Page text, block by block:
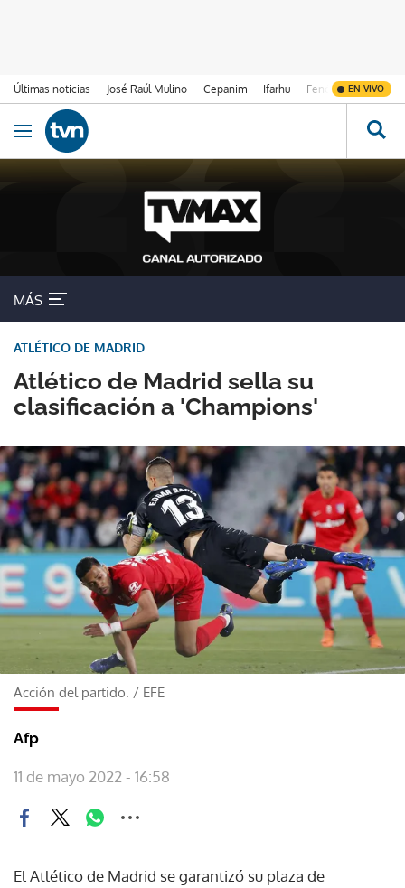
Últimas noticias José Raúl Mulino Cepanim Ifarhu Fenómeno de El
EN VIVO
Ir al contenido
Obrir navegació
MÁS
Atlético de Madrid sella su
clasificación a 'Champions'
ATLÉTICO DE MADRID
Acción del partido. / EFE
Afp
11 de mayo 2022 - 16:58
El Atlético de Madrid se garantizó su plaza de